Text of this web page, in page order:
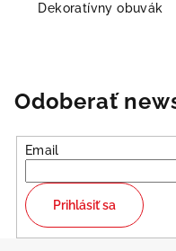
Dekoratívny obuvák
Odoberať
Email
Prihlásiť sa